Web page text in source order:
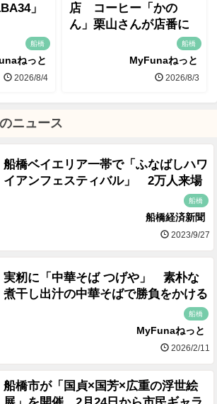
」
船橋
ねっと
2026/8/4
店 コーヒー「かの
ん」栗山さんが店番に
船橋
MyFunaねっと
2026/8/3
ニュース
船橋ベイエリア一帯で「ふなばしハワ
イアンフェスティバル」 2万人来場
船橋
船橋経済新聞
2023/9/27
実籾に「中華そば つげや」 素朴な
煮干し出汁の中華そばで勝負をかける
船橋
MyFunaねっと
2026/2/11
船橋市が「国貞×国芳×広重の浮世絵